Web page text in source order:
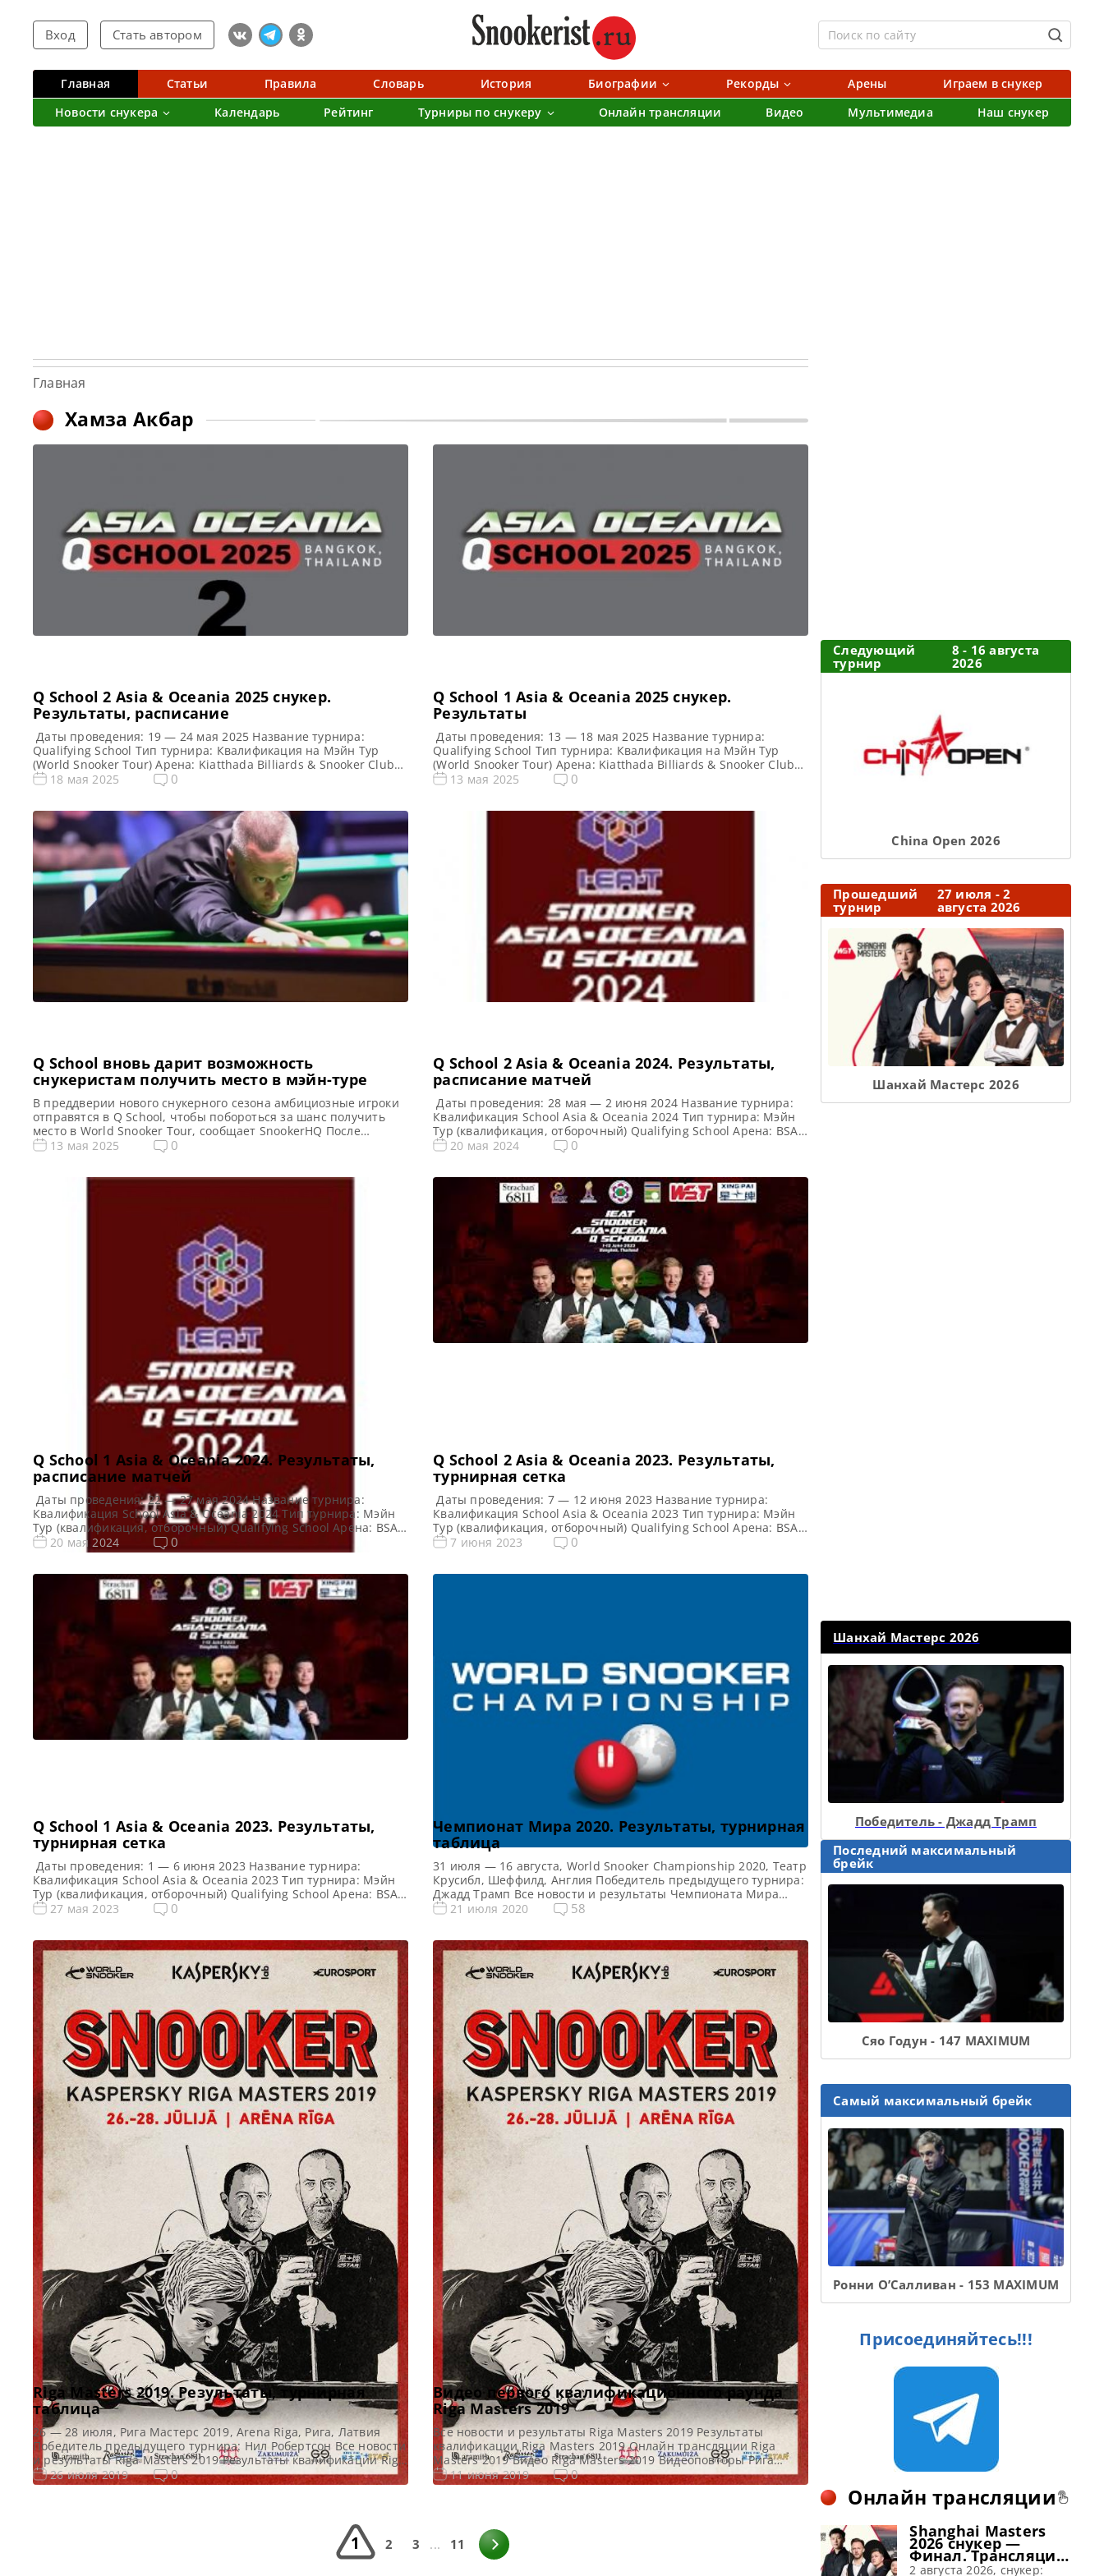
Вход Стать автором
Главная Статьи Правила Словарь История Биографии Рекорды Арены
Играем в снукер
Новости снукера
Календарь Рейтинг Турниры по снукеру Онлайн трансляции Видео Мультимедиа Наш снукер
Главная
Хамза Акбар
Q School 2 Asia & Oceania 2025 cнукер.
Результаты, расписание
Даты проведения: 19 — 24 мая 2025 Название турнира:
Qualifying School Тип турнира: Квалификация на Мэйн Тур
(World Snooker Tour) Арена: Kiatthada Billiards & Snooker Club
Место проведения (населенный пункт, город, страна): Бангкок,
двух турниров получат место в Мэйн […]
18 мая 2025 0
Q School 1 Asia & Oceania 2025 cнукер.
Результаты
Даты проведения: 13 — 18 мая 2025 Название турнира:
Qualifying School Тип турнира: Квалификация на Мэйн Тур
(World Snooker Tour) Арена: Kiatthada Billiards & Snooker Club
Место проведения (населенный пункт, город, страна): Бангкок,
двух турниров получат место в Мэйн […]
13 мая 2025 0
Q School вновь дарит возможность
снукеристам получить место в мэйн-туре
В преддверии нового снукерного сезона амбициозные игроки
отправятся в Q School, чтобы побороться за шанс получить
место в World Snooker Tour, сообщает SnookerHQ После
завершения сезона 2024/25 многие снукеристы примут
13 мая 2025 0
Q School 2 Asia & Oceania 2024. Результаты,
расписание матчей
Даты проведения: 28 мая — 2 июня 2024 Название турнира:
Квалификация School Asia & Oceania 2024 Тип турнира: Мэйн
Тур (квалификация, отборочный) Qualifying School Арена: BSAT
Academy Место проведения (населенный пункт, город, страна):
2024. Расписание […]
20 мая 2024 0
Q School 1 Asia & Oceania 2024. Результаты,
расписание матчей
Даты проведения: 22 — 27 мая 2024 Название турнира:
Квалификация School Asia & Oceania 2024 Тип турнира: Мэйн
Тур (квалификация, отборочный) Qualifying School Арена: BSAT
Academy Место проведения (населенный пункт, город, страна):
Бангкок, Таиланд Победитель предыдущего турнира: — Все
2024. Расписание — […]
20 мая 2024 0
Q School 2 Asia & Oceania 2023. Результаты,
турнирная сетка
Даты проведения: 7 — 12 июня 2023 Название турнира:
Квалификация School Asia & Oceania 2023 Тип турнира: Мэйн
Тур (квалификация, отборочный) Qualifying School Арена: BSAT
Academy Место проведения (населенный пункт, город, страна):
7 июня 2023 0
Q School 1 Asia & Oceania 2023. Результаты,
турнирная сетка
Даты проведения: 1 — 6 июня 2023 Название турнира:
Квалификация School Asia & Oceania 2023 Тип турнира: Мэйн
Тур (квалификация, отборочный) Qualifying School Арена: BSAT
Academy Место проведения (населенный пункт, город, страна):
Asia & Oceania 2023 […]
27 мая 2023 0
Чемпионат Мира 2020. Результаты, турнирная
таблица
31 июля — 16 августа, World Snooker Championship 2020, Театр
Крусибл, Шеффилд, Англия Победитель предыдущего турнира:
Джадд Трамп Все новости и результаты Чемпионата Мира
2020 Квалификация Чемпионата Мира 2020 Расписание
финала 1/2 финала Финал 19 фреймов (до 10-ти побед) […]
21 июля 2020 58
Riga Masters 2019. Результаты, турнирная
таблица
26 — 28 июля, Рига Мастерс 2019, Arena Riga, Рига, Латвия
Победитель предыдущего турнира: Нил Робертсон Все новости
и результаты Riga Masters 2019 Результаты квалификации Riga
Masters 2019 Онлайн трансляции Riga Masters 2019 Видео Riga
Masters 2019 Турнирная сетка: 1/16 финала 1/8 финала 1/4
26 июля 2019 0
Видео первого квалификационного раунда
Riga Masters 2019
Все новости и результаты Riga Masters 2019 Результаты
квалификации Riga Masters 2019 Онлайн трансляции Riga
Masters 2019 Видео Riga Masters 2019 Видеоповторы Рига
Мастерс 2019. Первый квалификационный раунд в записи
Видео матчей: Видео матча Джек Джонс — Тор Чуан Леонг
Лоулер — Ян […]
11 июня 2019 0
1 2 3 ... 11
Следующий
турнир
8 - 16 августа
2026
Сhina Open 2026
Прошедший
турнир
27 июля - 2
августа 2026
Шанхай Мастерс 2026
Шанхай Мастерс 2026
Победитель - Джадд Трамп
Последний максимальный
брейк
Сяо Годун - 147 MAXIMUM
Самый максимальный брейк
Ронни О’Салливан - 153 MAXIMUM
Присоединяйтесь!!!
Онлайн трансляции
Shanghai Masters
2026 снукер —
Финал. Трансляции
расписание
2 августа 2026, снукер: